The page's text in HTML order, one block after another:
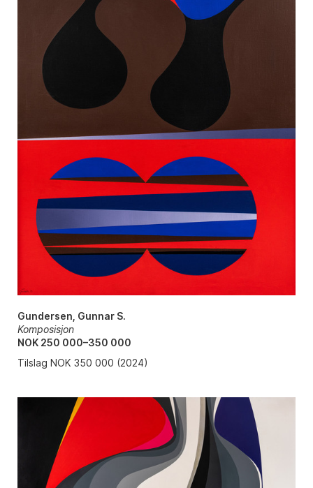
Gundersen, Gunnar S.
Komposisjon
NOK 250 000–350 000
Tilslag NOK 350 000 (2024)